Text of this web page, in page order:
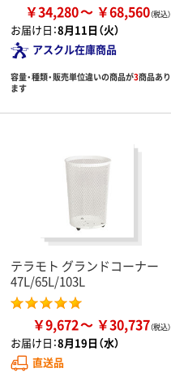
￥34,280 ￥68,560
お届け日：8月11日（火）
アスクル在庫商品
容量・種類・販売単位違いの商品が3商品あり
ます
テラモト グランドコーナー
47L/65L/103L
￥9,672 ￥30,737
お届け日：8月19日（水）
直送品